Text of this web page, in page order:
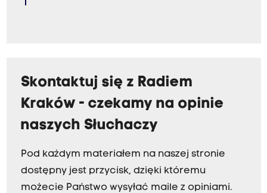
Skontaktuj się z Radiem
Kraków - czekamy na opinie
naszych Słuchaczy
Pod każdym materiałem na naszej stronie
dostępny jest przycisk, dzięki któremu
możecie Państwo wysyłać maile z opiniami.